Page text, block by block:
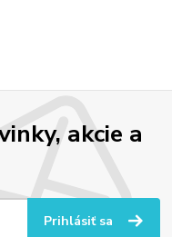
akcie a
Prihlásiť sa